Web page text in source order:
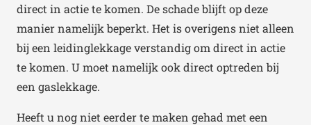
direct in actie te komen. De schade blijft op deze
manier namelijk beperkt. Het is overigens niet alleen
bij een leidinglekkage verstandig om direct in actie
te komen. U moet namelijk ook direct optreden bij
een gaslekkage.
Heeft u nog niet eerder te maken gehad met een